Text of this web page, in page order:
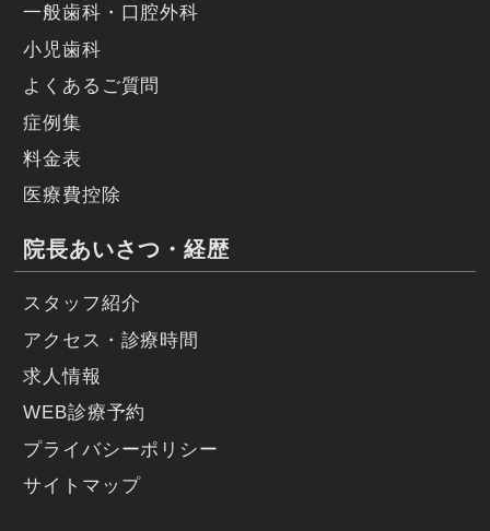
一般歯科・口腔外科
小児歯科
よくあるご質問
症例集
料金表
医療費控除
院長あいさつ・経歴
スタッフ紹介
アクセス・診療時間
求人情報
WEB診療予約
プライバシーポリシー
サイトマップ